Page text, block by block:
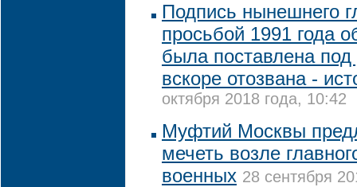
Подпись нынешнего
просьбой 1991 года
была поставлена
вскоре отозвана -
октября 2018 года, 10:42
Муфтий Москвы
мечеть возле
военных 28 сентября